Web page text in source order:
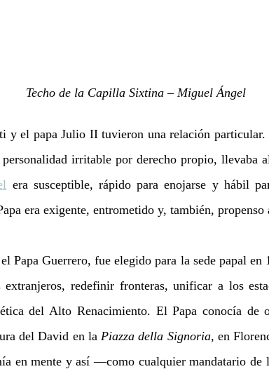
Techo de la Capilla Sixtina – Miguel Ángel
y el papa Julio II tuvieron una relación particular.
irritable por derecho propio, llevaba
era susceptible, rápido para enojarse y hábil
era exigente, entrometido y, también,
Papa Guerrero, fue elegido para la sede papal en
redefinir fronteras, unificar a los
del Alto Renacimiento. El Papa conocía de
del David en la Piazza della Signoria, en
en mente y así —como cualquier mandatario de